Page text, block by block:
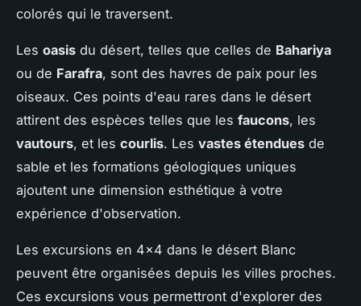
colorés qui le traversent.
Les oasis du désert, telles que celles de Bahariya
ou de Farafra, sont des havres de paix pour les
oiseaux. Ces points d'eau rares dans le désert
attirent des espèces telles que les faucons, les
vautours, et les courlis. Les vastes étendues de
sable et les formations géologiques uniques
ajoutent une dimension esthétique à votre
expérience d'observation.
Les excursions en 4x4 dans le désert Blanc
peuvent être organisées depuis les villes proches.
Ces excursions vous permettront d'explorer des